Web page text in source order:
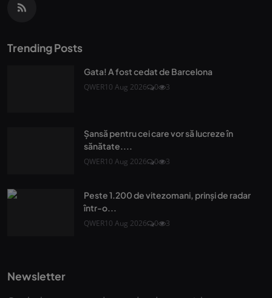
Trending Posts
Gata! A fost cedat de Barcelona
QWER10 Aug 2026 0 3
Șansă pentru cei care vor să lucreze în
sănătate....
QWER10 Aug 2026 0 3
Peste 1.200 de vitezomani, prinși de radar
într-o...
QWER10 Aug 2026 0 3
Newsletter